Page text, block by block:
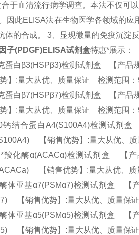
合于血清流行病学调查。本法不仅可
因此ELISA法在生物医学各领域的应
体的合成。 3 、显现微量的免疫沉淀
子(PDGF)ELISA试剂盒特惠*展示：
白β3(HSPβ3)检测试剂盒 【产品
】:量大从优、质量保证 检测范围
白β7(HSPβ7)检测试剂盒 【产品
】:量大从优、质量保证 检测范围
结合蛋白A4(S100A4)检测试剂
【销售优势】:量大从优、
化酶α(ACACα)检测试剂盒 【产
【销售优势】:量大从优、
体亚基α7(PSMα7)检测试剂盒 【
【销售优势】:量大从优、质量
体亚基α5(PSMα5)检测试剂盒 【
【销售优势】:量大从优、质量